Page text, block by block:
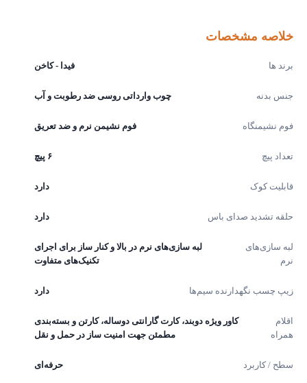
خلاصه مشخصات
برند ها فیدا - کاخن
جنس بدنه چوب وارداتی روسی ضد رطوبت و آب
فوم نشیمنگاه فوم نشیمن نرم و ضد تعریق
تعداد پیچ
قابلیت کوک دارد
حلقه تشدید صدای باس دارد
لبه سازی‌های
لبه سازی‌های نرم در بالا و کنار ساز برای اجرای
تکنیک‌های متفاوت
زیپ چسب نگهدارنده سیم‌ها دارد
اقلام
همراه
کاور ویژه دوبند، کارت گارانتی دوساله، کارتن و بسته‌بندی
مطمئن جهت امنیت ساز در حمل و نقل
سطح / کاربرد حرفه‌ای